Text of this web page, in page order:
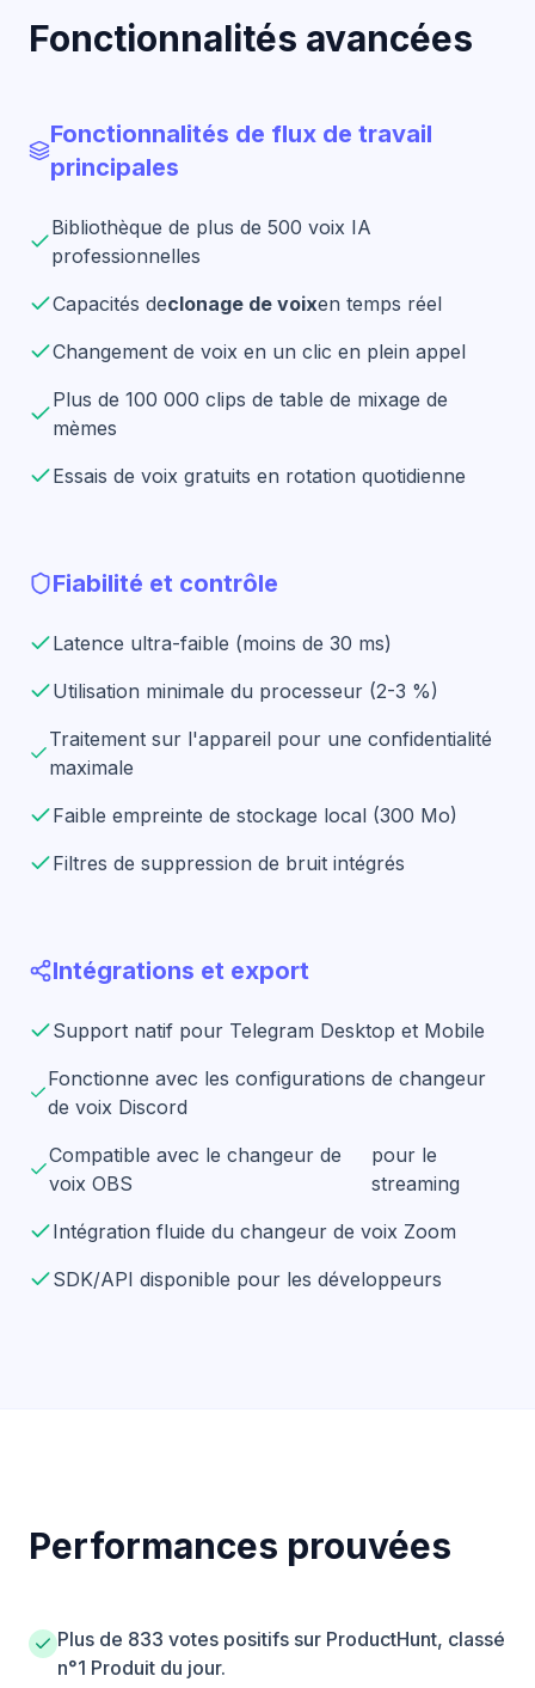
Fonctionnalités avancées
Fonctionnalités de flux de travail
principales
Bibliothèque de plus de 500 voix IA
professionnelles
Capacités declonage de voixen temps réel
Changement de voix en un clic en plein appel
Plus de 100 000 clips de table de mixage de
mèmes
Essais de voix gratuits en rotation quotidienne
Fiabilité et contrôle
Latence ultra-faible (moins de 30 ms)
Utilisation minimale du processeur (2-3 %)
Traitement sur l'appareil pour une confidentialité
maximale
Faible empreinte de stockage local (300 Mo)
Filtres de suppression de bruit intégrés
Intégrations et export
Support natif pour Telegram Desktop et Mobile
Fonctionne avec les configurations de changeur
de voix Discord
Compatible avec le changeur de
voix OBS
pour le
streaming
Intégration fluide du changeur de voix Zoom
SDK/API disponible pour les développeurs
Performances prouvées
Plus de 833 votes positifs sur ProductHunt, classé
n°1 Produit du jour.